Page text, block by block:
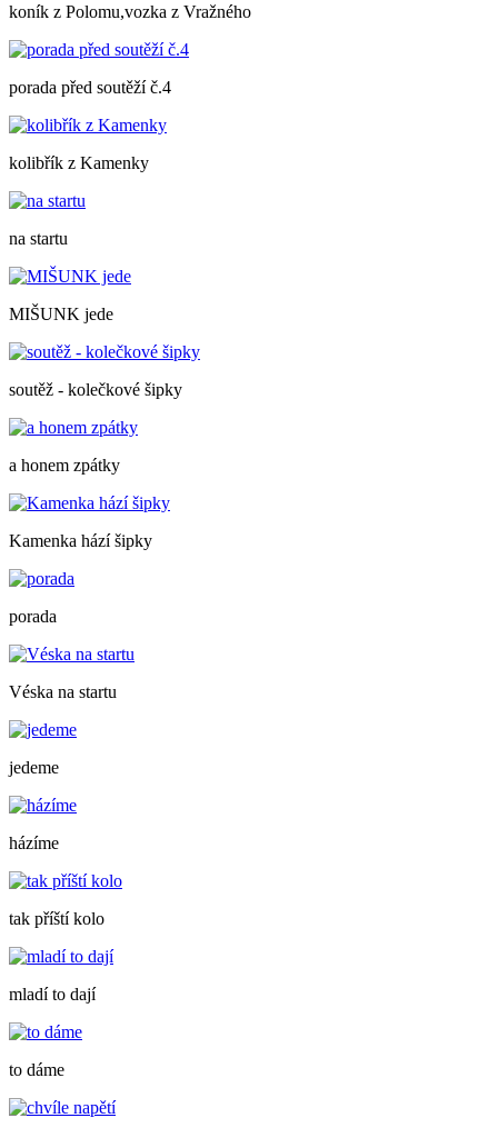
koník z Polomu,vozka z Vražného
porada před soutěží č.4
kolibřík z Kamenky
na startu
MIŠUNK jede
soutěž - kolečkové šipky
a honem zpátky
Kamenka hází šipky
porada
Véska na startu
jedeme
házíme
tak příští kolo
mladí to dají
to dáme